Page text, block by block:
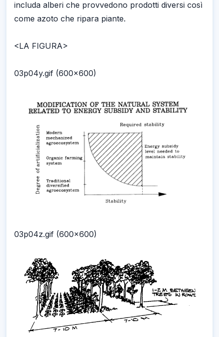
includa alberi che provvedono prodotti diversi così
come azoto che ripara piante.
<LA FIGURA>
03p04y.gif (600x600)
03p04z.gif (600x600)